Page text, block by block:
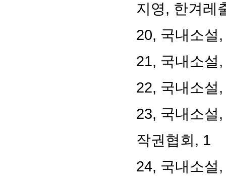
지영, 한겨레
20, 국내소설
21, 국내소설
22, 국내소설
23, 국내소설
작권협회 , 1
24, 국내소설